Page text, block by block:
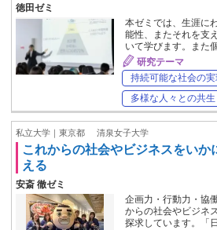
徳田ゼミ
本ゼミでは、生涯に
能性、またそれを支
いて学びます。また
研究テーマ
持続可能な社会の
多様な人々との共生
私立大学｜東京都 清泉女子大学
これからの社会やビジネスをいか
える
安斎 徹ゼミ
企画力・行動力・協
からの社会やビジネ
探求しています。「